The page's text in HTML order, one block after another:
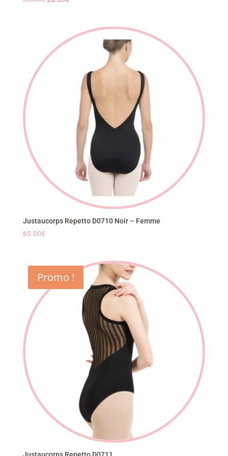
38.00€.
est :
Justaucorps Repetto D0710 Noir – Femme
65.00€
Promo !